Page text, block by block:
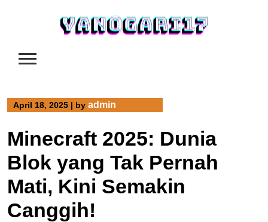
April 18, 2025 | by admin
Minecraft 2025: Dunia
Blok yang Tak Pernah
Mati, Kini Semakin
Canggih!